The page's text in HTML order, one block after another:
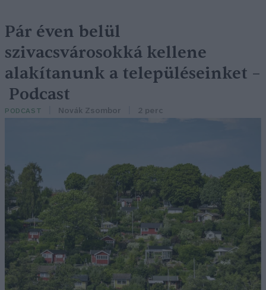
Pár éven belül
szivacsvárosokká kellene
alakítanunk a településeinket –
Podcast
PODCAST Novák Zsombor 2 perc